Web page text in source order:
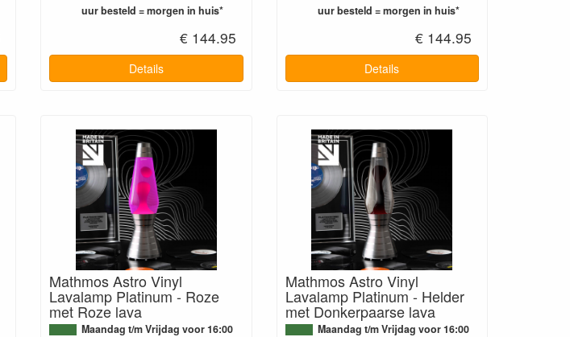
uur besteld = morgen in huis*
€ 144.95
Details
uur besteld = morgen in huis*
€ 144.95
Details
Mathmos Astro Vinyl
Lavalamp Platinum - Roze
met Roze lava
Maandag t/m Vrijdag voor 16:00
Mathmos Astro Vinyl
Lavalamp Platinum - Helder
met Donkerpaarse lava
Maandag t/m Vrijdag voor 16:00